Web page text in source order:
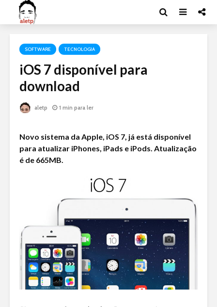
SOFTWARE TECNOLOGIA
iOS 7 disponível para
download
aletp 1 min para ler
Novo sistema da Apple, iOS 7, já está disponível
para atualizar iPhones, iPads e iPods. Atualização
é de 665MB.